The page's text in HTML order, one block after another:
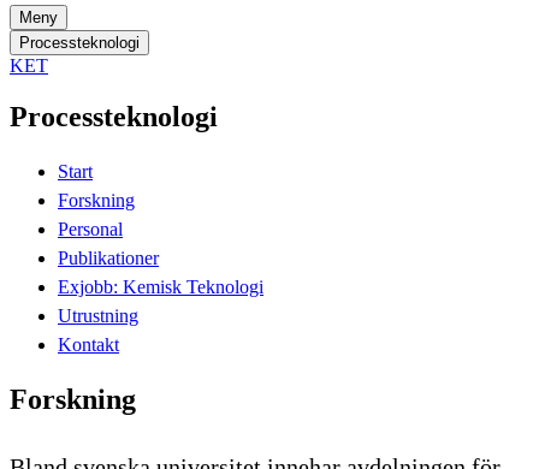
Meny
Processteknologi
KET
Processteknologi
Start
Forskning
Personal
Publikationer
Exjobb: Kemisk Teknologi
Utrustning
Kontakt
Forskning